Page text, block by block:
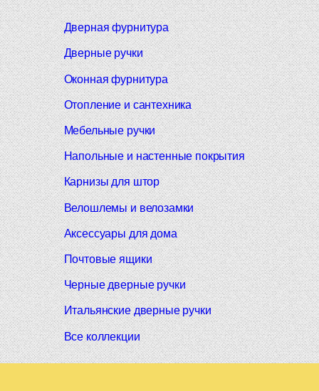
Дверная фурнитура
Дверные ручки
Оконная фурнитура
Отопление и сантехника
Мебельные ручки
Напольные и настенные покрытия
Карнизы для штор
Велошлемы и велозамки
Аксессуары для дома
Почтовые ящики
Черные дверные ручки
Итальянские дверные ручки
Все коллекции